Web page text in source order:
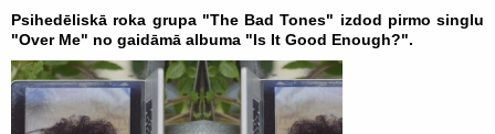
Psihedēliskā roka grupa "The Bad Tones" izdod pirmo singlu
"Over Me" no gaidāmā albuma "Is It Good Enough?".